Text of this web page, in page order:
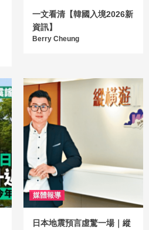
一文看清【韓國入境2026新
資訊】
Berry Cheung
媒體報導
日本地震預言虛驚一場｜縱